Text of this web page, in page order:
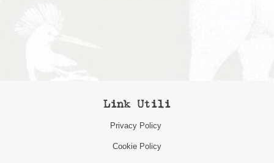
Link Utili
Privacy Policy
Cookie Policy